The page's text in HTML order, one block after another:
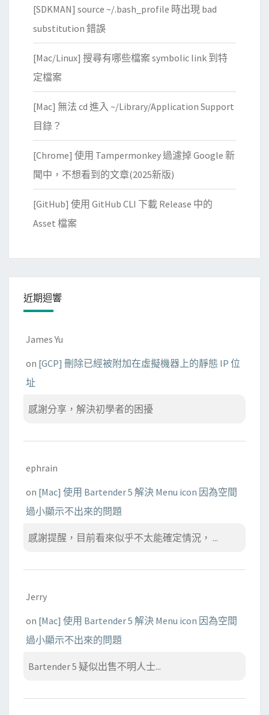
[SDKMAN] source ~/.bash_profile 時出現 bad
substitution 錯誤
[Mac/Linux] 搜尋有哪些檔案 symbolic link 到特
定檔案
[Mac] 無法 cd 進入 ~/Library/Application Support
目錄？
[Chrome] 使用 Tampermonkey 過濾掉 Google 新
聞中，不想看到的文章(2025新版)
[GitHub] 使用 GitHub CLI 下載 Release 中的
Asset 檔案
近期迴響
James Yu
on [GCP] 刪除已經被附加在虛擬機器上的靜態 IP 位
址
感謝分享，解決初學者的困擾
ephrain
on [Mac] 使用 Bartender 5 解決 Menu icon 因為空間
過小顯示不出來的問題
感謝提醒，目前看來似乎不太能確定情況， ...
Jerry
on [Mac] 使用 Bartender 5 解決 Menu icon 因為空間
過小顯示不出來的問題
Bartender 5 疑似出售不明人士...